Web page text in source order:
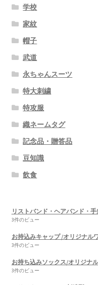
学校
家紋
帽子
武道
永ちゃんスーツ
特大刺繍
特攻服
織ネームタグ
記念品・贈答品
豆知識
飲食
リストバンド・ヘアバンド・
3件のビュー
お持込みキャップ /オリジナ
3件のビュー
お持ち込みソックス/オリジナ
3件のビュー